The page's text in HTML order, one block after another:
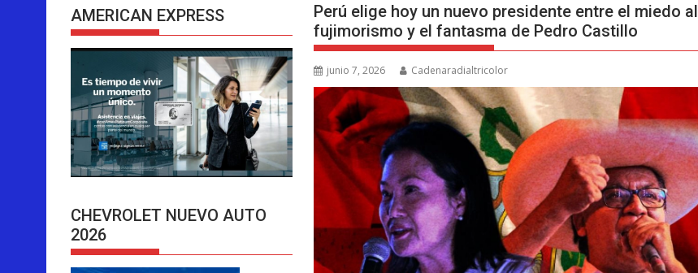
Perú elige hoy un nuevo presidente entre el miedo al
fujimorismo y el fantasma de Pedro Castillo
junio 7, 2026 Cadenaradialtricolor
AMERICAN EXPRESS
CHEVROLET NUEVO AUTO
2026